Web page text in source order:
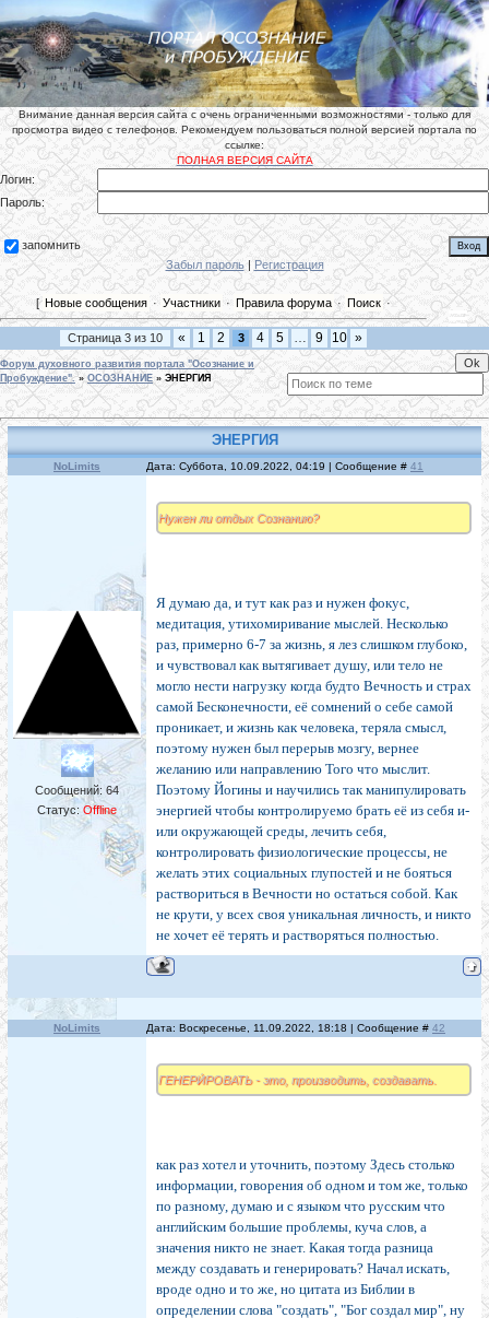
Внимание данная версия сайта с очень ограниченными возможностями - только для
просмотра видео с телефонов. Рекомендуем пользоваться полной версией портала по
ссылке:
ПОЛНАЯ ВЕРСИЯ САЙТА
Логин:
Пароль:
запомнить
Забыл пароль| Регистрация
[ Новые сообщения · Участники · Правила форума · Поиск·
Страница 3 из 10 « 1 2 3 4 5 … 9 10 »
Форум духовного развития портала "Осознание и
Пробуждение". » ОСОЗНАНИЕ » ЭНЕРГИЯ
ЭНЕРГИЯ
NoLimits Дата: Суббота, 10.09.2022, 04:19 | Сообщение # 41
Сообщений: 64
Статус: Offline
Нужен ли отдых Сознанию?
Я думаю да, и тут как раз и нужен фокус,
медитация, утихомиривание мыслей. Несколько
раз, примерно 6-7 за жизнь, я лез слишком глубоко,
и чувствовал как вытягивает душу, или тело не
могло нести нагрузку когда будто Вечность и страх
самой Бесконечности, её сомнений о себе самой
проникает, и жизнь как человека, теряла смысл,
поэтому нужен был перерыв мозгу, вернее
желанию или направлению Того что мыслит.
Поэтому Йогины и научились так манипулировать
энергией чтобы контролируемо брать её из себя и-
или окружающей среды, лечить себя,
контролировать физиологические процессы, не
желать этих социальных глупостей и не бояться
раствориться в Вечности но остаться собой. Как
не крути, у всех своя уникальная личность, и никто
не хочет её терять и растворяться полностью.
NoLimits Дата: Воскресенье, 11.09.2022, 18:18 | Сообщение # 42
ГЕНЕРИ́РОВАТЬ - это, производить, создавать.
как раз хотел и уточнить, поэтому Здесь столько
информации, говорения об одном и том же, только
по разному, думаю и с языком что русским что
английским большие проблемы, куча слов, а
значения никто не знает. Какая тогда разница
между создавать и генерировать? Начал искать,
вроде одно и то же, но цитата из Библии в
определении слова "создать", "Бог создал мир", ну